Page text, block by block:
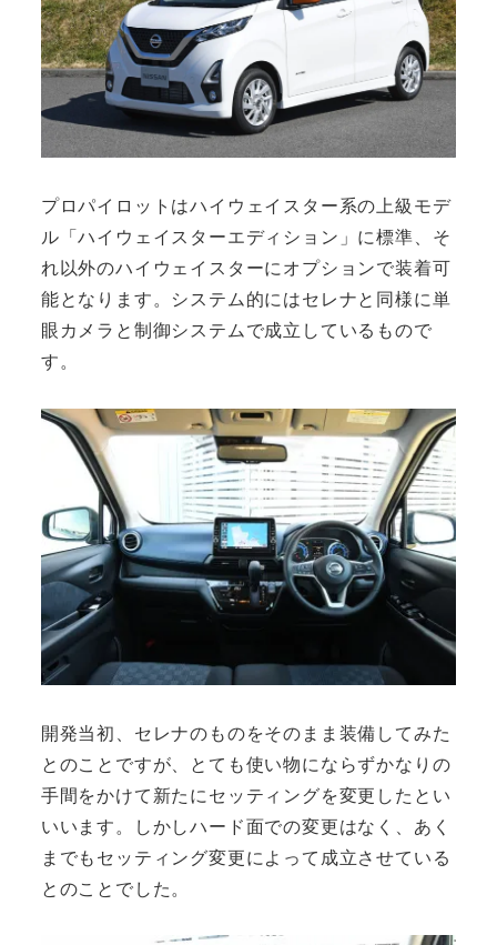
プロパイロットはハイウェイスター系の上級モデ
ル「ハイウェイスターエディション」に標準、そ
れ以外のハイウェイスターにオプションで装着可
能となります。システム的にはセレナと同様に単
眼カメラと制御システムで成立しているもので
す。
開発当初、セレナのものをそのまま装備してみた
とのことですが、とても使い物にならずかなりの
手間をかけて新たにセッティングを変更したとい
いいます。しかしハード面での変更はなく、あく
までもセッティング変更によって成立させている
とのことでした。